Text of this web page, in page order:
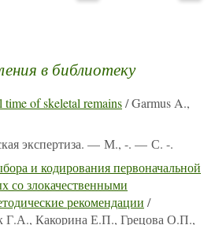
в библиотеку
of skeletal remains/ Garmus A.,
экспертиза. — М., -. — С. -.
и кодирования первоначальной
со злокачественными
рекомендации /
Какорина Е.П., Грецова О.П.,